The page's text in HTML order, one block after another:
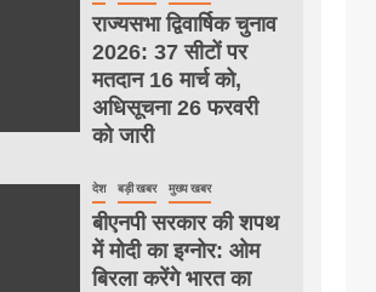
राज्यसभा द्विवार्षिक चुनाव
2026: 37 सीटों पर
मतदान 16 मार्च को,
अधिसूचना 26 फरवरी
को जारी
देश बड़ी खबर मुख्य खबर
बीएनपी सरकार की शपथ
में मोदी का इग्नोर: ओम
बिरला करेंगे भारत का